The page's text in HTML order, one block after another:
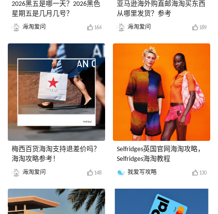
2026黑五是哪一天？2026黑色
星期五是几月几号？
海淘爱问 164
梅西百货海淘支持退差价吗？
海淘攻略参考！
海淘爱问 148
亚马逊海外购直邮海淘买东西
从哪里发货？参考
海淘爱问 189
Selfridges英国官网海淘攻略，
Selfridges海淘教程
我爱写攻略 130